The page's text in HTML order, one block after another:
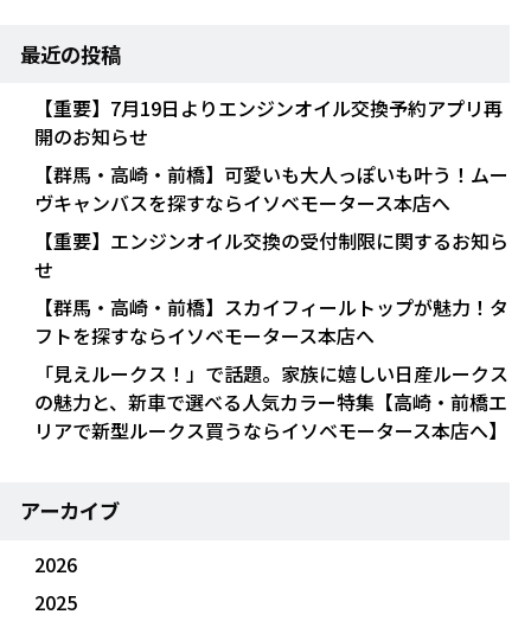
最近の投稿
【重要】7月19日よりエンジンオイル交換予約アプリ再
開のお知らせ
【群馬・高崎・前橋】可愛いも大人っぽいも叶う！ムー
ヴキャンバスを探すならイソベモータース本店へ
【重要】エンジンオイル交換の受付制限に関するお知ら
せ
【群馬・高崎・前橋】スカイフィールトップが魅力！タ
フトを探すならイソベモータース本店へ
「見えルークス！」で話題。家族に嬉しい日産ルークス
の魅力と、新車で選べる人気カラー特集【高崎・前橋エ
リアで新型ルークス買うならイソベモータース本店へ】
アーカイブ
2026
2025